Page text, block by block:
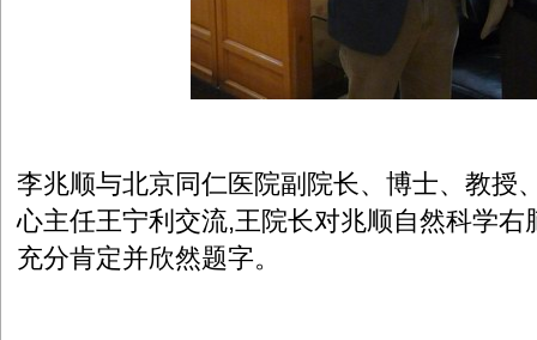
李兆顺与北京同仁医院副院长、博士、教授
心主任王宁利交流,王院长对兆顺自然科学
充分肯定并欣然题字。